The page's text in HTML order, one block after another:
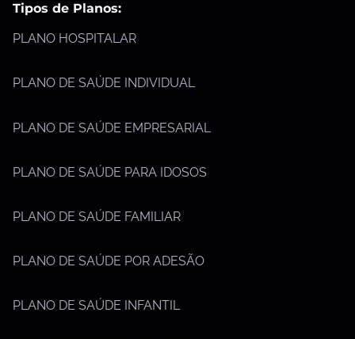
Tipos de Planos:
PLANO HOSPITALAR
PLANO DE SAÚDE INDIVIDUAL
PLANO DE SAÚDE EMPRESARIAL
PLANO DE SAÚDE PARA IDOSOS
PLANO DE SAÚDE FAMILIAR
PLANO DE SAÚDE POR ADESÃO
PLANO DE SAÚDE INFANTIL